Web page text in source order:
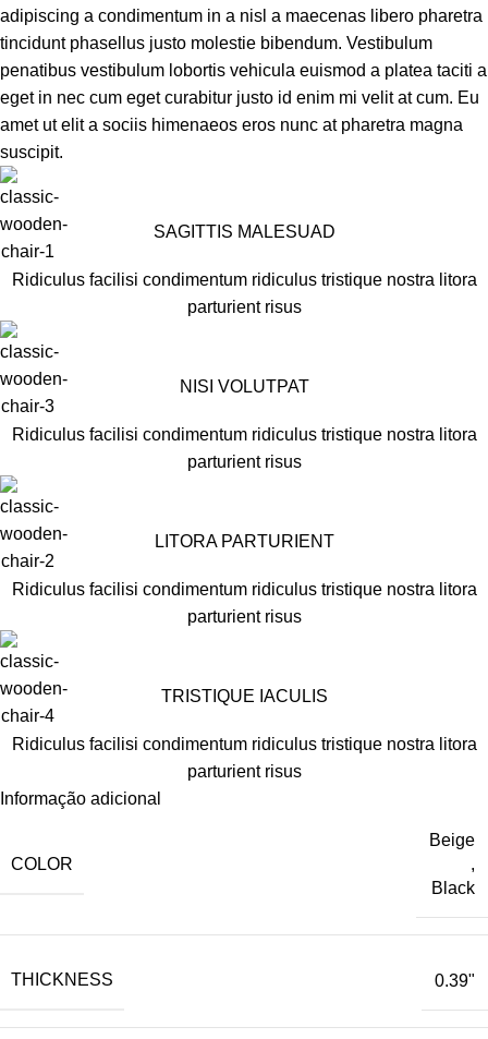
adipiscing a condimentum in a nisl a maecenas libero pharetra
tincidunt phasellus justo molestie bibendum. Vestibulum
penatibus vestibulum lobortis vehicula euismod a platea taciti a
eget in nec cum eget curabitur justo id enim mi velit at cum. Eu
amet ut elit a sociis himenaeos eros nunc at pharetra magna
suscipit.
SAGITTIS MALESUAD
Ridiculus facilisi condimentum ridiculus tristique nostra litora
parturient risus
NISI VOLUTPAT
Ridiculus facilisi condimentum ridiculus tristique nostra litora
parturient risus
LITORA PARTURIENT
Ridiculus facilisi condimentum ridiculus tristique nostra litora
parturient risus
TRISTIQUE IACULIS
Ridiculus facilisi condimentum ridiculus tristique nostra litora
parturient risus
Informação adicional
COLOR
Beige
,
Black
THICKNESS 0.39"